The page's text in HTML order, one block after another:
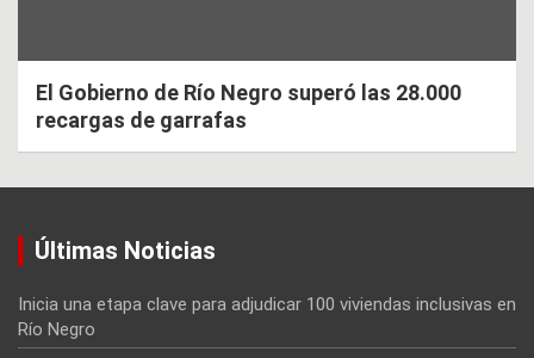
El Gobierno de Río Negro superó las 28.000
recargas de garrafas
Últimas Noticias
Inicia una etapa clave para adjudicar 100 viviendas inclusivas en
Río Negro